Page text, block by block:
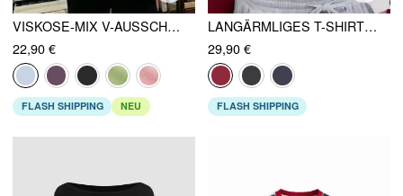
VISKOSE-MIX V-AUSSCHNITT SPITZENEINSATZ 3/4-ÄRMEL T-SHIRT
22,90 €
FLASH SHIPPING NEU
LANGÄRMLIGES T-SHIRT MIT QUADRATISCHEM HALSRAND UND SPITZENRAND IN ZWEI TÖNEN
29,90 €
FLASH SHIPPING